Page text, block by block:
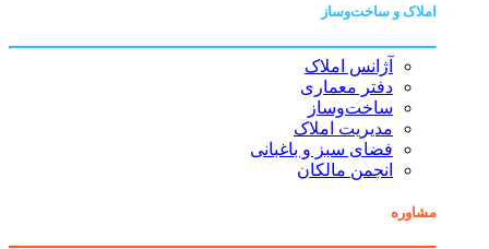
املاک و ساخت‌وساز
آژانس املاک
دفتر معماری
ساخت‌وساز
مدیریت املاک
فضای سبز و باغبانی
انجمن مالکان
مشاوره